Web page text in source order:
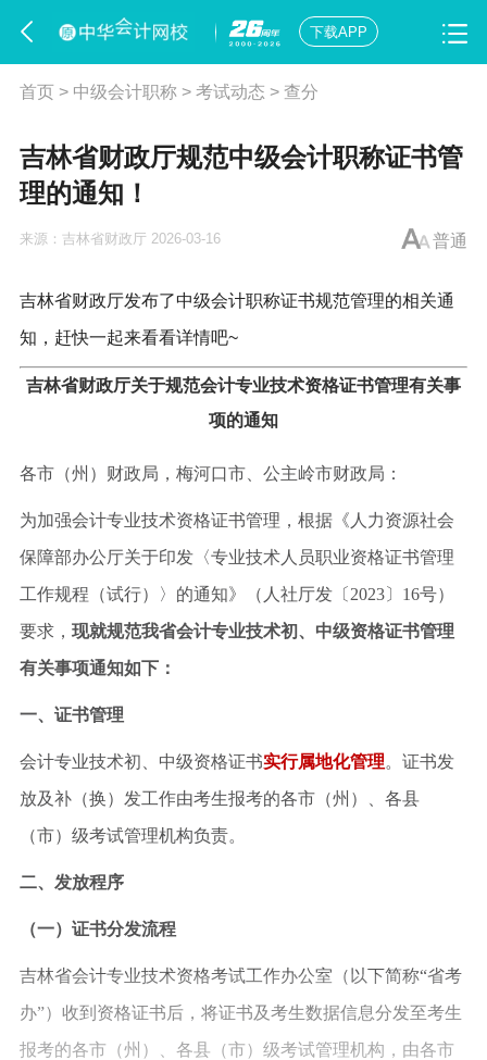
下载APP
首页> 中级会计职称> 考试动态 > 查分
吉林省财政厅规范中级会计职称证书管
理的通知！
普通
来源： 吉林省财政厅 2026-03-16
吉林省财政厅发布了中级会计职称证书规范管理的相关通
知，赶快一起来看看详情吧~
吉林省财政厅关于规范会计专业技术资格证书管理有关事
项的通知
各市（州）财政局，梅河口市、公主岭市财政局：
为加强会计专业技术资格证书管理，根据《人力资源社会
保障部办公厅关于印发〈专业技术人员职业资格证书管理
工作规程（试行）〉的通知》（人社厅发〔2023〕16号）
要求， 现就规范我省会计专业技术初、中级资格证书管理
有关事项通知如下：
一、证书管理
会计专业技术初、中级资格证书实行属地化管理。证书发
放及补（换）发工作由考生报考的各市（州）、各县
（市）级考试管理机构负责。
二、发放程序
（一）证书分发流程
吉林省会计专业技术资格考试工作办公室（以下简称“省考
办”）收到资格证书后，将证书及考生数据信息分发至考生
报考的各市（州）、各县（市）级考试管理机构，由各市